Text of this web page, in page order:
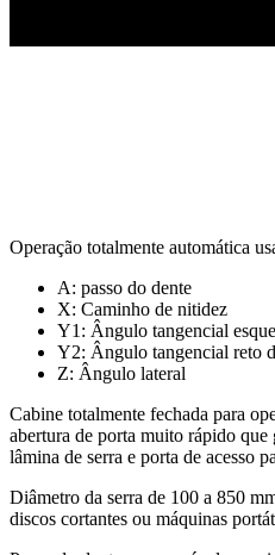
Operação totalmente automática
A: passo do dente
X: Caminho de nitidez
Y1: Ângulo tangencial
Y2: Ângulo tangencial reto
Z: Ângulo lateral
Cabine totalmente fechada para
abertura de porta muito rápido que
lâmina de serra e porta de acesso
Diâmetro da serra de 100 a 850
discos cortantes ou máquinas